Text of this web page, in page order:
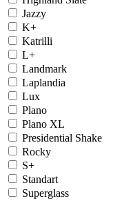
Jazzy
K+
Katrilli
L+
Landmark
Laplandia
Lux
Plano
Plano XL
Presidential Shake
Rocky
S+
Standart
Superglass